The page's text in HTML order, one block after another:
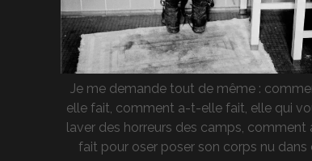
Je me demande tout de même :
elle fait, comment a-t-elle fait, elle qui
laver des horreurs des camps,
fait pour oser poser son corps nu dans